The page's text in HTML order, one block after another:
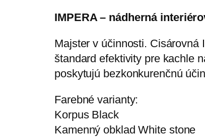
IMPERA – nádherná
Majster v účinnosti.
štandard efektivity pre kachle
poskytujú bezkonkurenčnú
Farebné varianty:
Korpus Black
Kamenný obklad White stone